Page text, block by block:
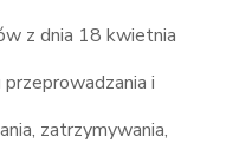
z dnia 18 kwietnia
i
zatrzymywania,